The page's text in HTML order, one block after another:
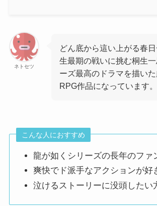
ネトセツ
どん底から這い上がる春日
生最期の戦いに挑む桐生一
ーズ最高のドラマを描い
RPG作品になっています。
こんな人におすすめ
龍が如くシリーズの長年のファ
爽快でド派手なアクションが好
泣けるストーリーに没頭したい